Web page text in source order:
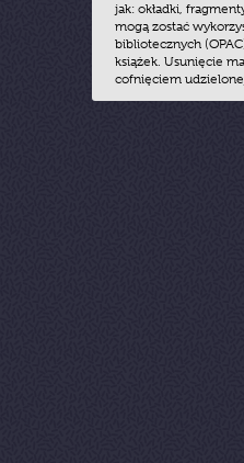
jak: okładki,
mogą zostać
bibliotecznych
książek. Usunięcie
cofnięciem